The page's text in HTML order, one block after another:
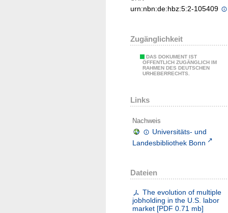
urn:nbn:de:hbz:5:2-105409
Zugänglichkeit
DAS DOKUMENT IST
ÖFFENTLICH ZUGÄNGLICH IM
RAHMEN DES DEUTSCHEN
URHEBERRECHTS.
Links
Nachweis
Universitäts- und
Landesbibliothek Bonn
Dateien
The evolution of multiple
jobholding in the U.S. labor
market [PDF 0.71 mb]